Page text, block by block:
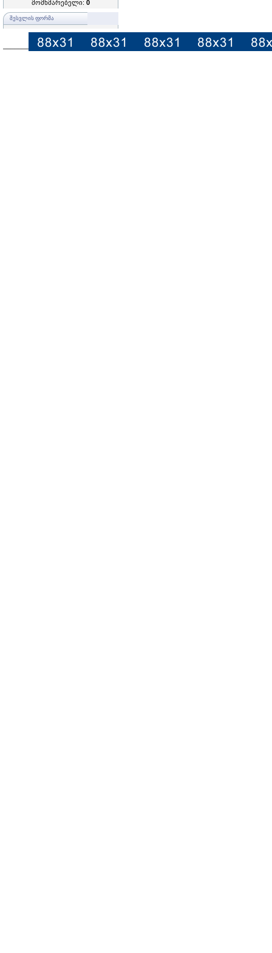
მომხმარებელი: 0
ᲨᲔᲡᲕᲚᲘᲡ ᲤᲝᲠᲛᲐ
–––––––